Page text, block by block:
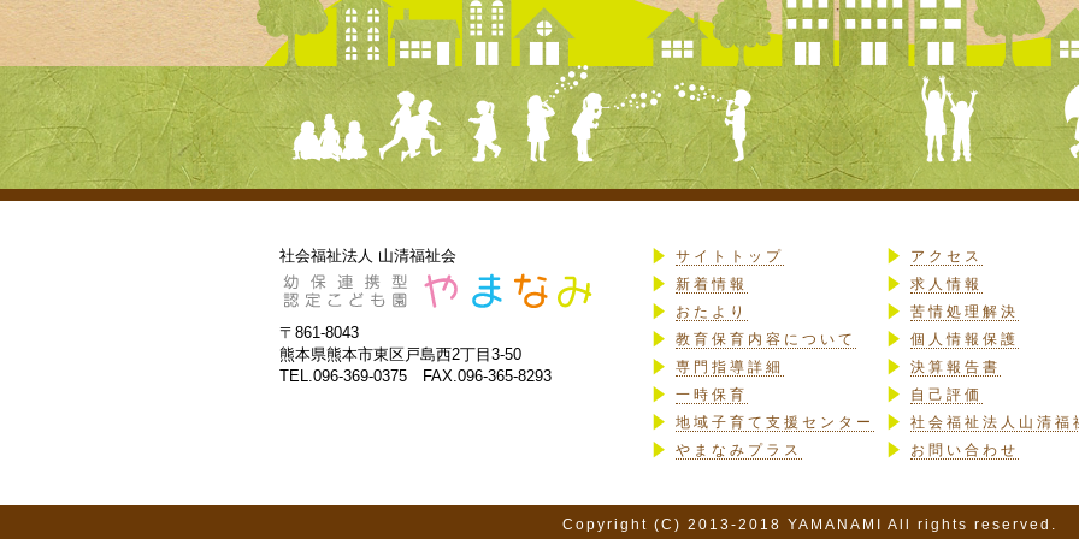
社会福祉法人 山清福祉会
〒861-8043
熊本県熊本市東区戸島西2丁目3-50
TEL.096-369-0375 FAX.096-365-8293
サイトトップ
新着情報
おたより
教育保育内容について
専門指導詳細
一時保育
地域子育て支援センター
やまなみプラス
アクセス
求人情報
苦情処理解決
個人情報保護
決算報告書
自己評価
社会福祉法人山清福
お問い合わせ
Copyright (C) 2013-2018 YAMANAMI All rights reserved.